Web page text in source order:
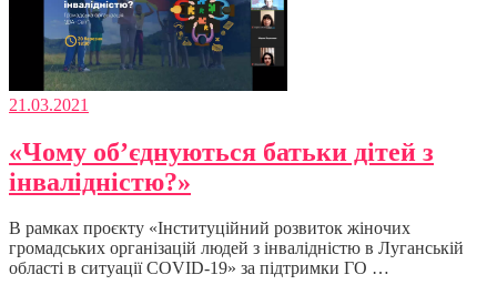
21.03.2021
«Чому об’єднуються батьки дітей з
інвалідністю?»
В рамках проєкту «Інституційний розвиток жіночих
громадських організацій людей з інвалідністю в Луганській
області в ситуації COVID-19» за підтримки ГО …